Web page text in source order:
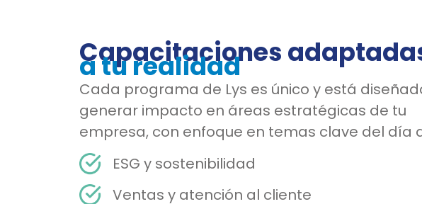
Capacitaciones
a tu realidad
Cada programa de Lys es único y está
generar impacto en áreas estratégicas de tu
empresa, con enfoque en temas clave del día
ESG y sostenibilidad
Ventas y atención al cliente